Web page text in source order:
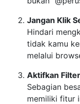
Jangan Klik
Hindari
tidak kamu
melalui
Aktifkan
Sebagian
memiliki fitur